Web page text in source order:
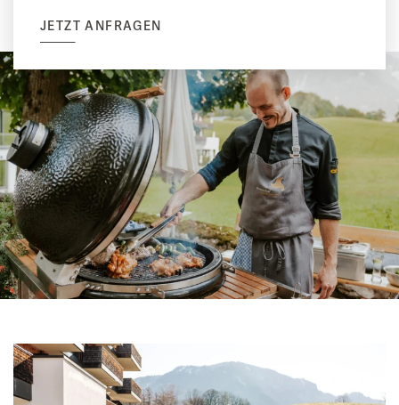
JETZT ANFRAGEN